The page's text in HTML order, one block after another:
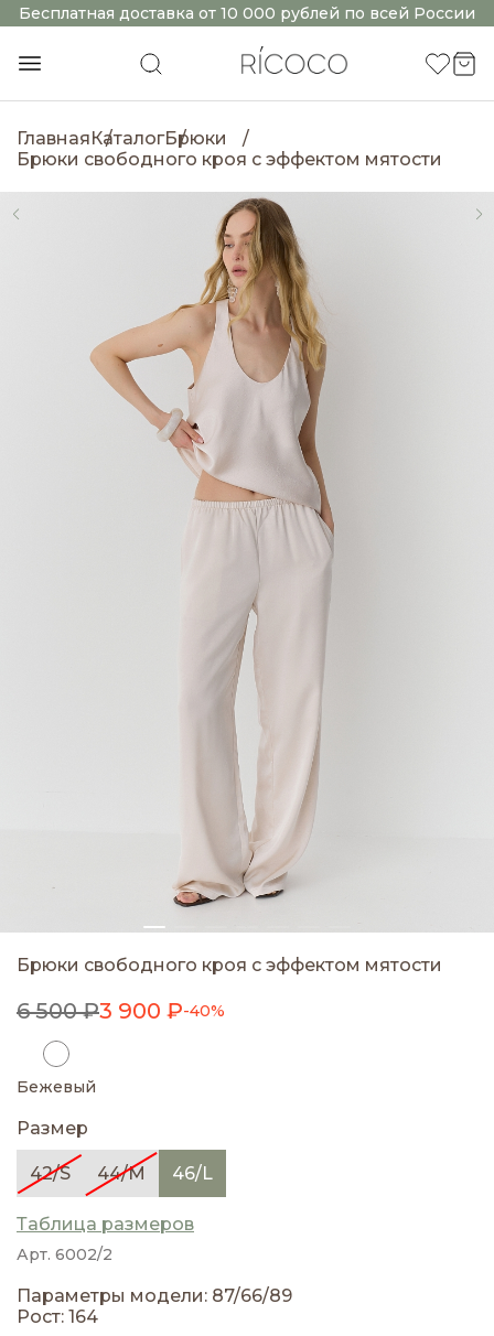
Бесплатная доставка от 10 000 рублей по всей России
ГлавнаяКаталогБрюки
Брюки свободного кроя с эффектом мятости
Брюки свободного кроя с эффектом мятости
6 500 ₽3 900 ₽-40%
Бежевый
Размер
42/S 44/M 46/L
Таблица размеров
Арт. 6002/2
Параметры модели: 87/66/89
Рост: 164